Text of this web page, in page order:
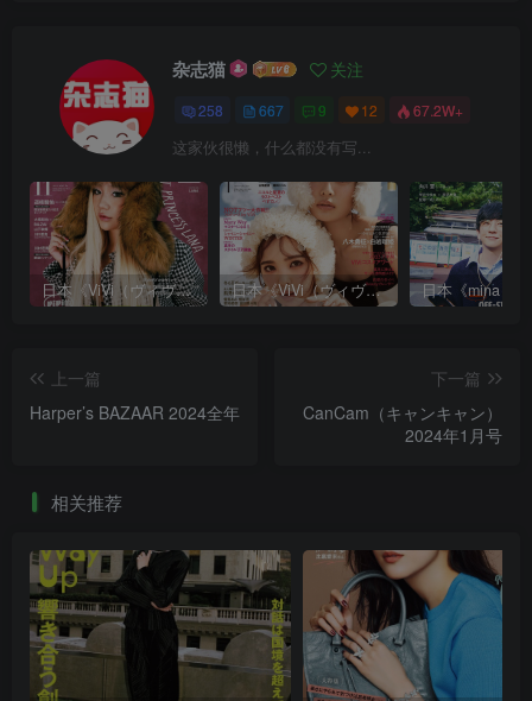
杂志猫 关注
258 667 9 12 67.2W+
这家伙很懒，什么都没有写...
日本《ViVi（ヴィヴィ）》女性流行时尚杂志 PDF电子版【2025年·全年订阅】 日本《ViVi（ヴィヴィ）》女性流行时尚杂志 PDF电子版【2024年·全年订阅】
上一篇
Harper’s BAZAAR 2024全年
下一篇
CanCam（キャンキャン）
2024年1月号
相关推荐